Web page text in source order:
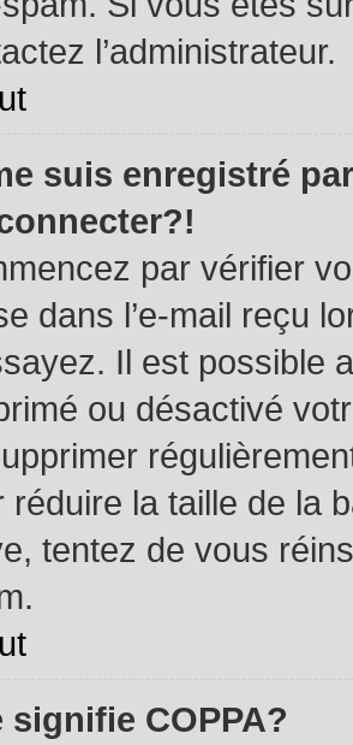
l’administrateur.
suis enregistré
par vérifier
dans l’e-mail reçu
Il est possible
ou désactivé
réduire la taille de la
tentez de vous
signifie COPPA?